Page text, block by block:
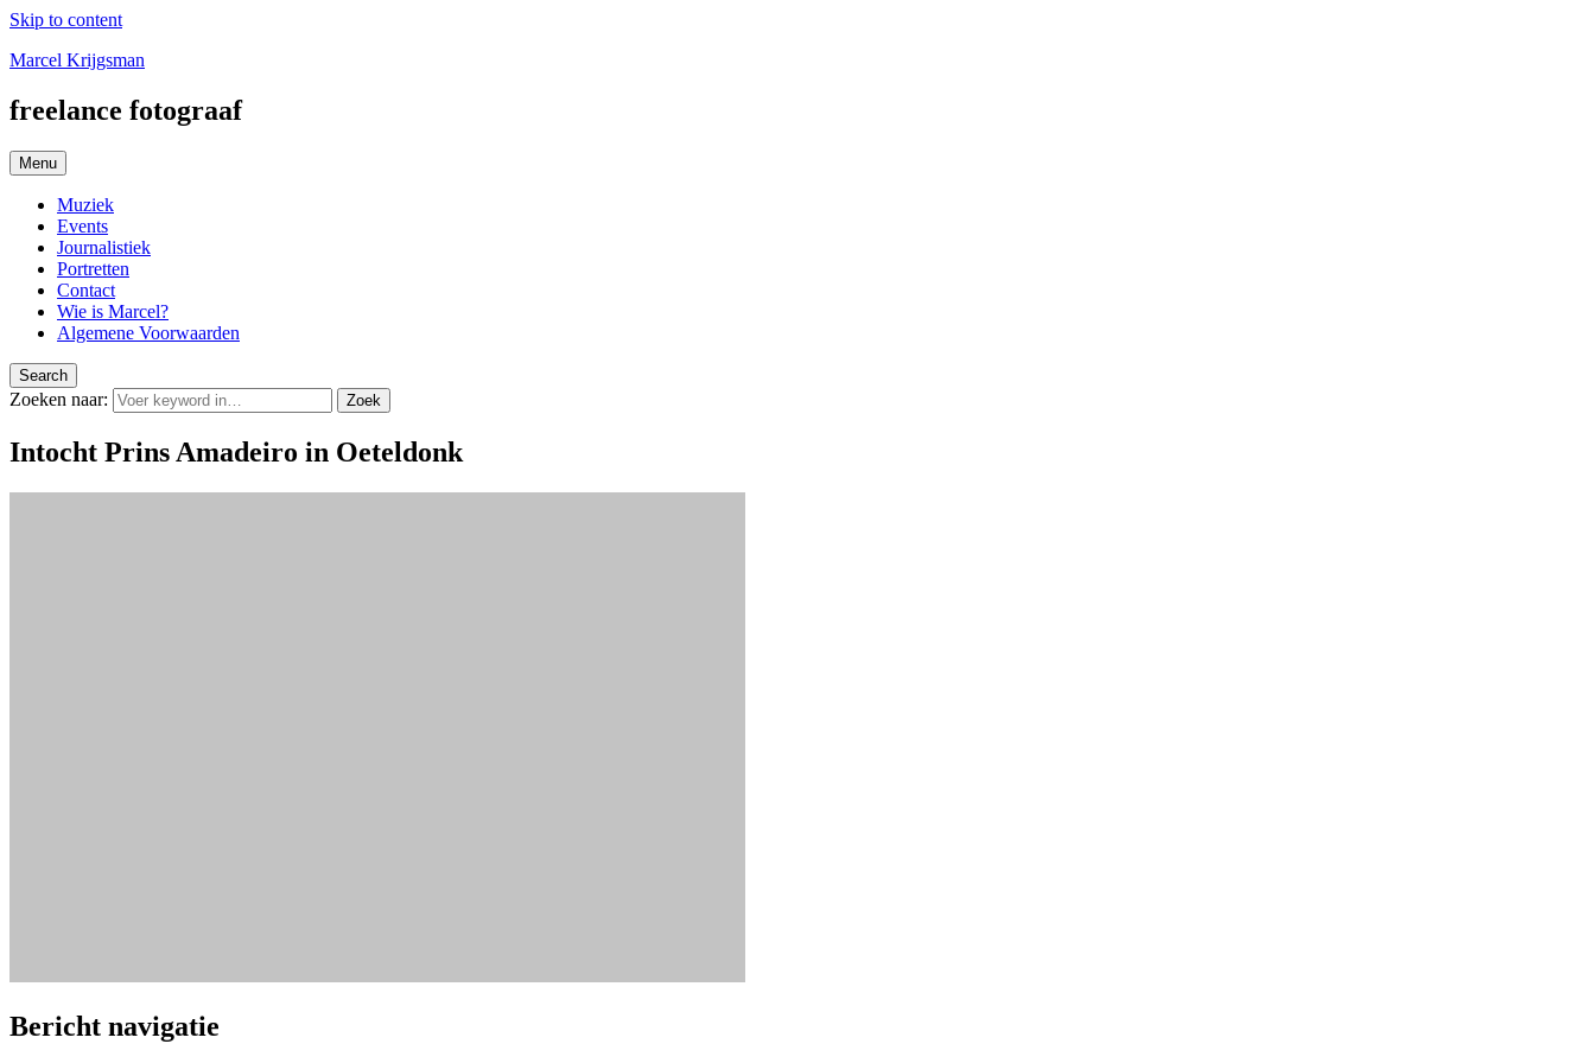
Skip to content
Marcel Krijgsman
freelance fotograaf
Menu
Muziek
Events
Journalistiek
Portretten
Contact
Wie is Marcel?
Algemene Voorwaarden
Search
Zoeken naar: Zoek
Intocht Prins Amadeiro in Oeteldonk
Bericht navigatie